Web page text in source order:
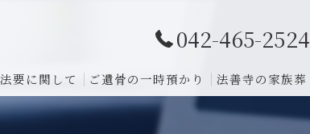
042-465-2524
要に関して ご遺骨の一時預かり 法善寺の家族葬